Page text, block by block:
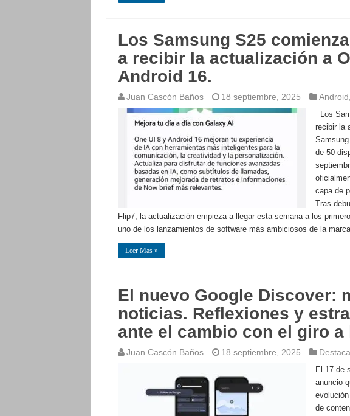
Los Samsung S25
a recibir la actualización a
Android 16.
Juan Cascón Baños 18 septiembre, 2025 Android
Los
recibir la
de 50
capa de
Tras
Flip7, la actualización empieza a llegar esta semana a los
uno de los lanzamientos de software más ambiciosos de la
Leer Mas »
El nuevo Google Discover:
noticias. Reflexiones y
ante el cambio con el giro
Juan Cascón Baños 18 septiembre, 2025
El 17 de
anuncio
de